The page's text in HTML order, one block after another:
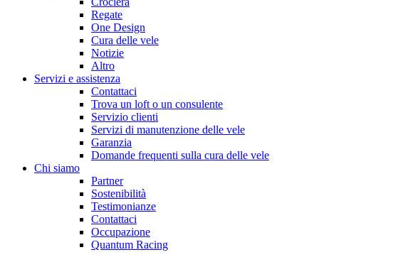
Regate
One Design
Cura delle vele
Notizie
Altro
Servizi e assistenza
Contattaci
Trova un loft o un consulente
Servizio clienti
Servizi di manutenzione delle vele
Garanzia
Domande frequenti sulla cura delle vele
Chi siamo
Partner
Sostenibilità
Testimonianze
Contattaci
Occupazione
Quantum Racing